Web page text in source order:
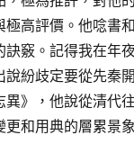
極高評價。他唸書
訣竅。記得我在年
說紛歧定要從先秦
異》，他說從清代
和用典的層累景